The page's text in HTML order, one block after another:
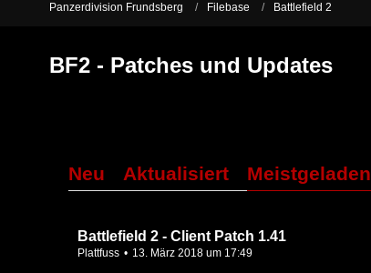
Panzerdivision Frundsberg Filebase Battlefield 2
BF2 - Patches und Updates
Neu Aktualisiert Meistgeladen
Battlefield 2 - Client Patch 1.41
Plattfuss 13. März 2018 um 17:49